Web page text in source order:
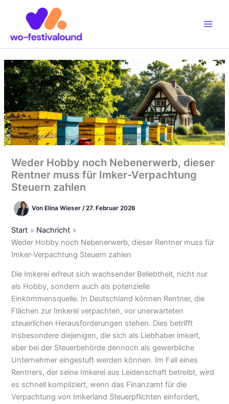
Weder Hobby noch Nebenerwerb, dieser
Rentner muss für Imker-Verpachtung
Steuern zahlen
Von Elina Wieser/27. Februar 2026
Start
Nachricht
Weder Hobby noch Nebenerwerb, dieser Rentner muss für
Imker-Verpachtung Steuern zahlen
Die Imkerei erfreut sich wachsender Beliebtheit, nicht nur
als Hobby, sondern auch als potenzielle
Einkommensquelle. In Deutschland können Rentner, die
Flächen zur Imkerei verpachten, vor unerwarteten
steuerlichen Herausforderungen stehen. Dies betrifft
insbesondere diejenigen, die sich als Liebhaber imkert,
aber bei der Steuerbehörde dennoch als gewerbliche
Unternehmer eingestuft werden können. Im Fall eines
Rentners, der seine Imkerei aus Leidenschaft betreibt, wird
es schnell kompliziert, wenn das Finanzamt für die
Verpachtung von Imkerland Steuerpflichten einfordert,